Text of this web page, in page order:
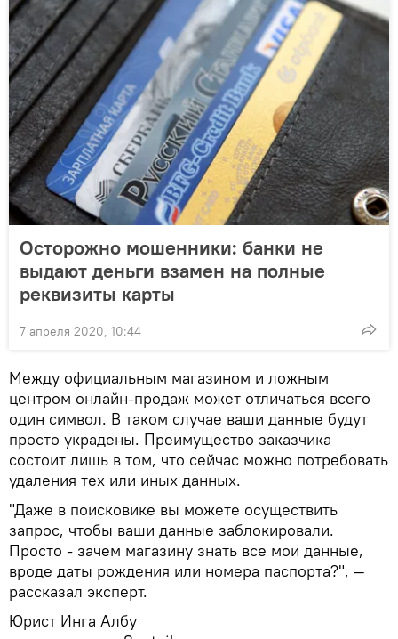
Осторожно мошенники: банки не
выдают деньги взамен на полные
реквизиты карты
7 апреля 2020, 10:44
Между официальным магазином и ложным
центром онлайн-продаж может отличаться всего
один символ. В таком случае ваши данные будут
просто украдены. Преимущество заказчика
состоит лишь в том, что сейчас можно потребовать
удаления тех или иных данных.
"Даже в поисковике вы можете осуществить
запрос, чтобы ваши данные заблокировали.
Просто - зачем магазину знать все мои данные,
вроде даты рождения или номера паспорта?", —
рассказал эксперт.
Юрист Инга Албу